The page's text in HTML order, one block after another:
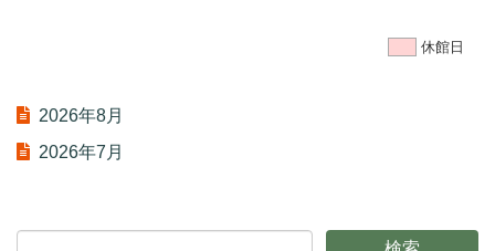
休館日
2026年8月
2026年7月